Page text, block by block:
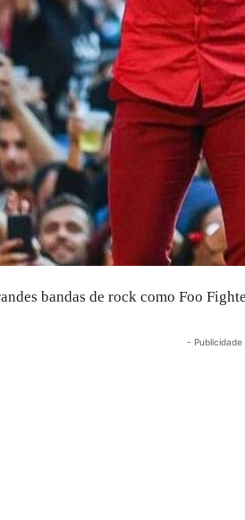
bandas de rock como Foo
- Publicidade